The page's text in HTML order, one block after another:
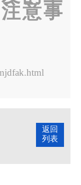
意事
返回
列表